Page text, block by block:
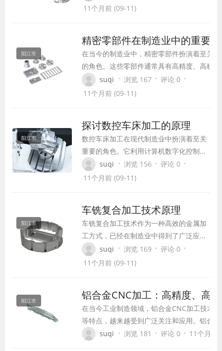
了广大客户的信赖与支持。
11个月前 (09-11)
阳江市
精密零部件在制造业中的重要
在当今的制造业中，精密零部件扮演着至关
的角色。这些零部件通常具有高精度、高稳定
性、高耐用性等特点，广泛应用于航空航天
车制造、医疗器械、精密仪器等领域。本文
suqi · 浏览 167 · 评论 0 ·
11个月前 (09-11)
阳江市
探讨数控车床加工的原理
数控车床加工在现代制造业中扮演着至关
重要的角色。它利用计算机数字化控制系
统，将传统车床与先进技术相结合，实现
了高精度、高效率的加工过程。本文将深
suqi · 浏览 156 · 评论 0 ·
11个月前 (09-11)
阳江市
车铣复合加工技术原理
车铣复合加工技术作为一种高效的金属加
工方式，已经在制造业中得到了广泛应
用。本文将探讨车铣复合加工技术的原
理、优势及其在现代制造业中的应用前
suqi · 浏览 169 · 评论 0 ·
11个月前 (09-11)
阳江市 铝合金CNC加工：高精度、高
在当今工业制造领域，铝合金CNC加工技术
等特点，越来越受到广泛关注和应用。铝合
强度、耐腐蚀的金属材料，在航空航天、汽
suqi · 浏览 181 · 评论 0 · 11个月前